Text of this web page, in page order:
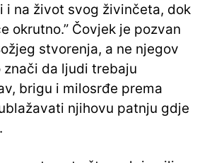
i na život svog živinčeta, dok
okrutno.” Čovjek je pozvan
stvorenja, a ne njegov
znači da ljudi trebaju
brigu i milosrđe prema
njihovu patnju gdje